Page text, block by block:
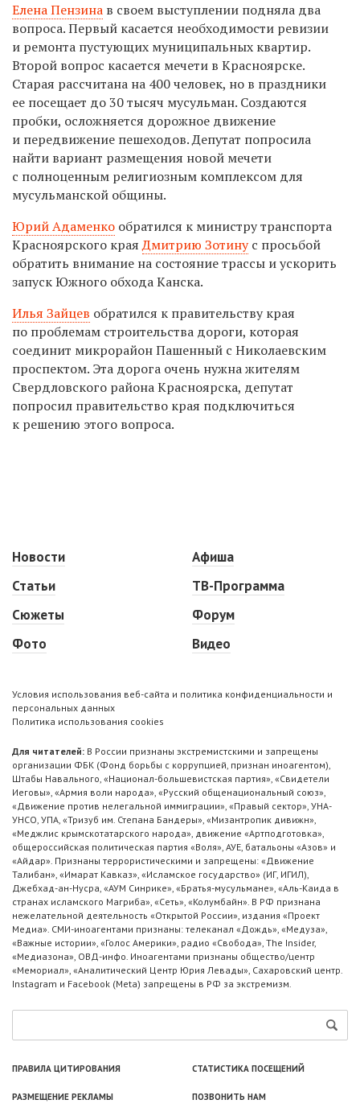
Елена Пензина в своем выступлении подняла два
вопроса. Первый касается необходимости ревизии
и ремонта пустующих муниципальных квартир.
Второй вопрос касается мечети в Красноярске.
Старая рассчитана на 400 человек, но в праздники
ее посещает до 30 тысяч мусульман. Создаются
пробки, осложняется дорожное движение
и передвижение пешеходов. Депутат попросила
найти вариант размещения новой мечети
с полноценным религиозным комплексом для
мусульманской общины.
Юрий Адаменко обратился к министру транспорта
Красноярского краяДмитрию Зотинус просьбой
обратить внимание на состояние трассы и ускорить
запуск Южного обхода Канска.
Илья Зайцев обратился к правительству края
по проблемам строительства дороги, которая
соединит микрорайон Пашенный с Николаевским
проспектом. Эта дорога очень нужна жителям
Свердловского района Красноярска, депутат
попросил правительство края подключиться
к решению этого вопроса.
Новости
Статьи
Сюжеты
Фото
Афиша
ТВ-Программа
Форум
Видео
Условия использования веб-сайта и политика конфиденциальности и
персональных данных
Политика использования cookies
Для читателей: В России признаны экстремистскими и запрещены
организации ФБК (Фонд борьбы с коррупцией, признан иноагентом),
Штабы Навального, «Национал-большевистская партия», «Свидетели
Иеговы», «Армия воли народа», «Русский общенациональный союз»,
«Движение против нелегальной иммиграции», «Правый сектор», УНА-
УНСО, УПА, «Тризуб им. Степана Бандеры», «Мизантропик дивижн»,
«Меджлис крымскотатарского народа», движение «Артподготовка»,
общероссийская политическая партия «Воля», АУЕ, батальоны «Азов» и
«Айдар». Признаны террористическими и запрещены: «Движение
Талибан», «Имарат Кавказ», «Исламское государство» (ИГ, ИГИЛ),
Джебхад-ан-Нусра, «АУМ Синрике», «Братья-мусульмане», «Аль-Каида в
странах исламского Магриба», «Сеть», «Колумбайн». В РФ признана
нежелательной деятельность «Открытой России», издания «Проект
Медиа». СМИ-иноагентами признаны: телеканал «Дождь», «Медуза»,
«Важные истории», «Голос Америки», радио «Свобода», The Insider,
«Медиазона», ОВД-инфо. Иноагентами признаны общество/центр
«Мемориал», «Аналитический Центр Юрия Левады», Сахаровский центр.
Instagram и Facebook (Metа) запрещены в РФ за экстремизм.
ПРАВИЛА ЦИТИРОВАНИЯ СТАТИСТИКА ПОСЕЩЕНИЙ
РАЗМЕЩЕНИЕ РЕКЛАМЫ ПОЗВОНИТЬ НАМ